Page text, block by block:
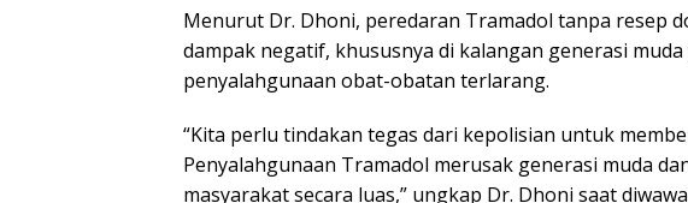
Menurut Dr. Dhoni, peredaran Tramadol tanpa resep
dampak negatif, khususnya di kalangan generasi
penyalahgunaan obat-obatan terlarang.
“Kita perlu tindakan tegas dari kepolisian untuk
Penyalahgunaan Tramadol merusak generasi muda
masyarakat secara luas,” ungkap Dr. Dhoni saat